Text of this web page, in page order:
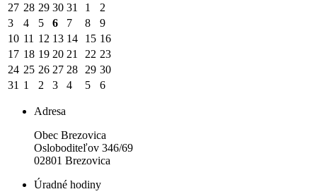
27 28 29 30 31 1
2
3
4 5 6 7 8
9
10 11 12 13 14 15 16
17 18 19 20 21 22 23
24 25 26 27 28 29 30
31 1 2 3 4 5 6
Adresa
Obec Brezovica
Osloboditeľov 346/69
02801 Brezovica
Úradné hodiny